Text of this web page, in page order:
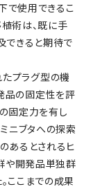
で使用できるこ
術は、既に手
できると期待で
プラグ型の機
品の固定性を評
固定力を有し
ニブタへの探索
あるとされるヒ
や開発品単独群
ここまでの成果